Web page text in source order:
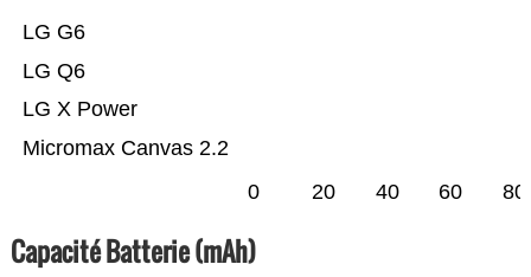
Micromax Canvas 2.2
LG X Power
LG Q6
LG G6
0 20 40 60 80
Capacité Batterie (mAh)